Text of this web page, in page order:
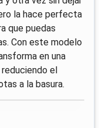
la hace perfecta
que puedas
Con este modelo
en una
el
a la basura.